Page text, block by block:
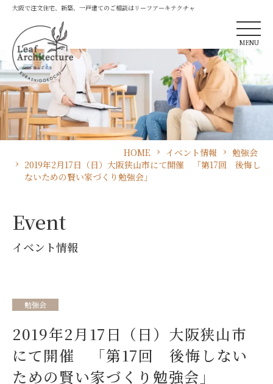
大阪で注文住宅、新築、一戸建てのご相談はリーフアーキテクチャ
MENU
HOME イベント情報
勉強会
2019年2月17日（日）大阪狭山市にて開催 「第17回 後悔し
ないための賢い家づくり勉強会」
Event
イベント情報
勉強会
2019年2月17日（日）大阪狭山市
にて開催 「第17回 後悔しない
ための賢い家づくり勉強会」